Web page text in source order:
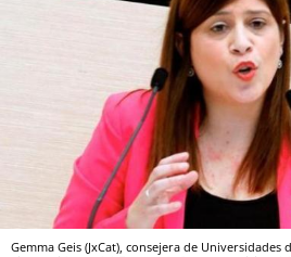
Gemma Geis (JxCat), consejera de Universidades